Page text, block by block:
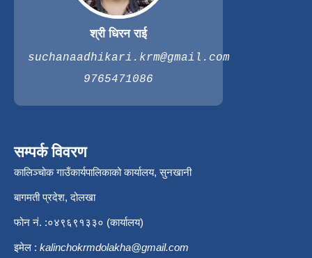
श्री धिरन राई
suchanaadhikari.krm@gmail.com
9765471086
सम्पर्क विवरण
कालिञ्चोक गाउँकार्यपालिकाको कार्यालय, सुनखानी
बागमती प्रदेश, दोलखा
फोन नं. :०४९६९१३३० (कार्यालय)
इमेल : kalinchokrmdolakha@gmail.com